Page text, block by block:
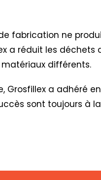
fabrication ne
a réduit les déchets
différents.
Grosfillex a adhéré
sont toujours à